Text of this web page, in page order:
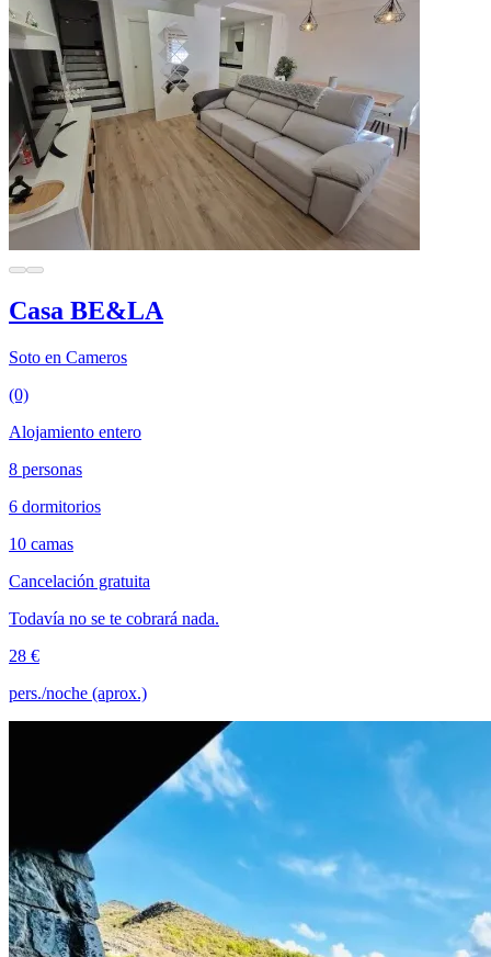
Casa BE&LA
Soto en Cameros
(0)
Alojamiento entero
8 personas
6 dormitorios
10 camas
Cancelación gratuita
Todavía no se te cobrará nada.
28 €
pers./noche (aprox.)